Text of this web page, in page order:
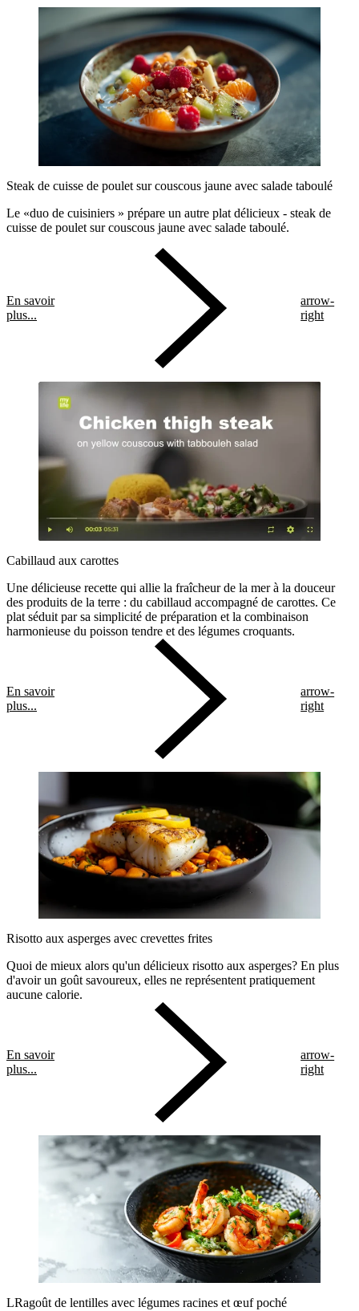
Steak de cuisse de poulet sur couscous jaune avec salade taboulé
Le «duo de cuisiniers » prépare un autre plat délicieux - steak de
cuisse de poulet sur couscous jaune avec salade taboulé.
En savoir
plus...
arrow-
right
Cabillaud aux carottes
Une délicieuse recette qui allie la fraîcheur de la mer à la douceur
des produits de la terre : du cabillaud accompagné de carottes. Ce
plat séduit par sa simplicité de préparation et la combinaison
harmonieuse du poisson tendre et des légumes croquants.
En savoir
plus...
arrow-
right
Risotto aux asperges avec crevettes frites
Quoi de mieux alors qu'un délicieux risotto aux asperges? En plus
d'avoir un goût savoureux, elles ne représentent pratiquement
aucune calorie.
En savoir
plus...
arrow-
right
LRagoût de lentilles avec légumes racines et œuf poché